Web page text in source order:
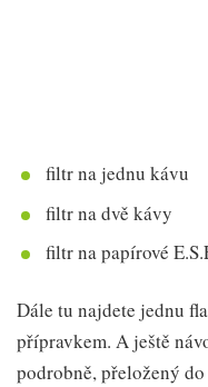
filtr na jednu kávu
filtr na dvě kávy
filtr na papírové
Dále tu najdete jednu
přípravkem. A ještě
podrobně, přeložený